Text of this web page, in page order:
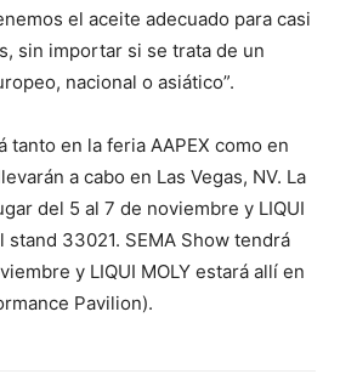
el aceite adecuado para casi
sin importar si se trata de un
nacional o asiático”.
tanto en la feria AAPEX como en
a cabo en Las Vegas, NV. La
del 5 al 7 de noviembre y LIQUI
stand 33021. SEMA Show tendrá
y LIQUI MOLY estará allí en
Pavilion).